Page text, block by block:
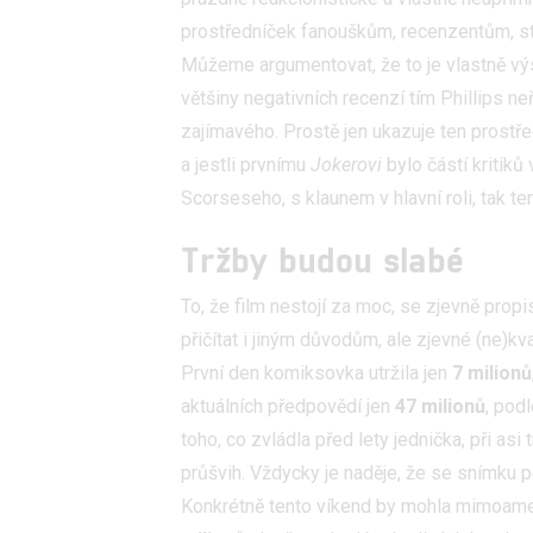
prostředníček fanouškům, recenzentům,
Můžeme argumentovat, že to je vlastně
většiny negativních recenzí tím Phillips
zajímavého. Prostě jen ukazuje ten
a jestli prvnímu Jokerovi bylo částí kritiků
Scorseseho, s klaunem v hlavní roli, tak
Tržby budou slabé
To, že film nestojí za moc, se zjevně
přičítat i jiným důvodům, ale zjevné
První den komiksovka utržila jen 7 milionů
aktuálních předpovědí jen 47 milionů,
toho, co zvládla před lety jednička, při
průšvih. Vždycky je naděje, že se snímku
Konkrétně tento víkend by mohla